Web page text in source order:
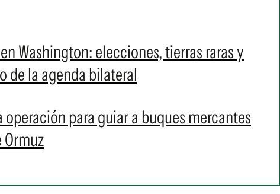
Washington: elecciones, tierras raras y
de la agenda bilateral
operación para guiar a buques mercantes
Ormuz